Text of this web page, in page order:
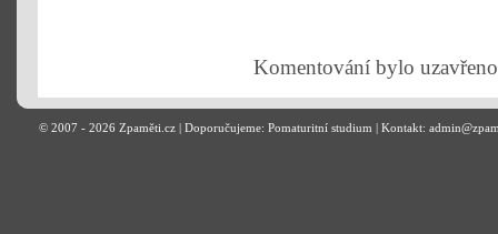
Komentování bylo
© 2007 - 2026 Zpaměti.cz | Doporučujeme: Pomaturitní studium | Kontakt: